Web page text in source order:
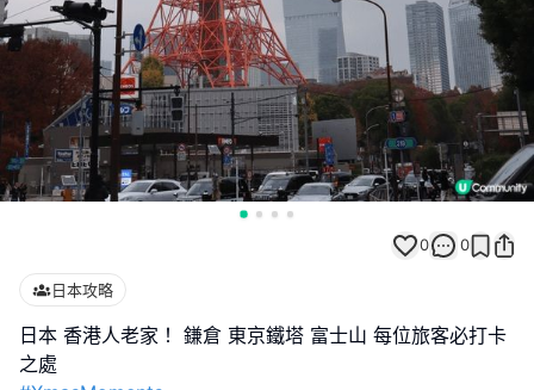
0 0
日本攻略
日本 香港人老家！ 鎌倉 東京鐵塔 富士山 每位旅客必打卡